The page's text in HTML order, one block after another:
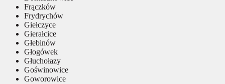
Frączków
Frydrychów
Giełczyce
Gierałcice
Głebinów
Głogówek
Głuchołazy
Goświnowice
Goworowice